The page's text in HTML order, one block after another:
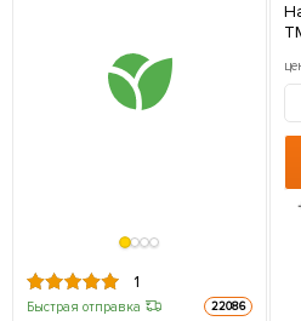
1
Быстрая отправка 22086